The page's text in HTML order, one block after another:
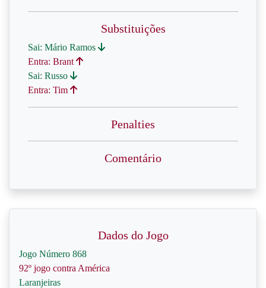
Substituições
Sai: Mário Ramos
Entra: Brant
Sai: Russo
Entra: Tim
Penalties
Comentário
Dados do Jogo
Jogo Número 868
92º jogo contra América
Laranjeiras